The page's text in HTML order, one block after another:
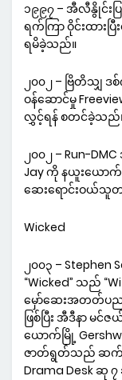
၁၉၉၇ – အီလီနွိုင်းပ
ရက်ကြာ ဝိုင်းထား
ရမိခဲ့သည်။
၂၀၀၂ – ဗြိတိသျှ ဒ
ဝန်ဆောင်မှု
လွှင့်ရန် စတင်ခဲ့သည်
၂၀၀၂ – Run-
Jay ကို နယူးယောက်
ဆေးရောင်းဝယ်
Wicked
၂၀၀၃ –
“Wicked” သည်
မှော်ဆေးအတတ်ပညာ
ဖြစ်ပြီး အီဒီနာ မ
ယောက်မြို့
ဇာတ်ရွတ်သည် ဆက်လ
Drama Desk ဆု